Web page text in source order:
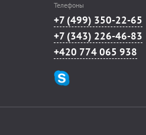
Телефоны
+7 (499) 350-22-65
+7 (343) 226-46-83
+420 774 065 938